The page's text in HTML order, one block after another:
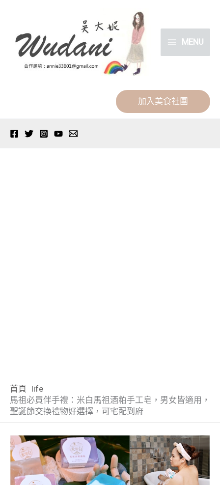
MENU
加入美食社團
首頁 life
馬祖必買伴手禮：米白馬祖酒粕手工皂，男女皆適用，
聖誕節交換禮物好選擇，可宅配到府